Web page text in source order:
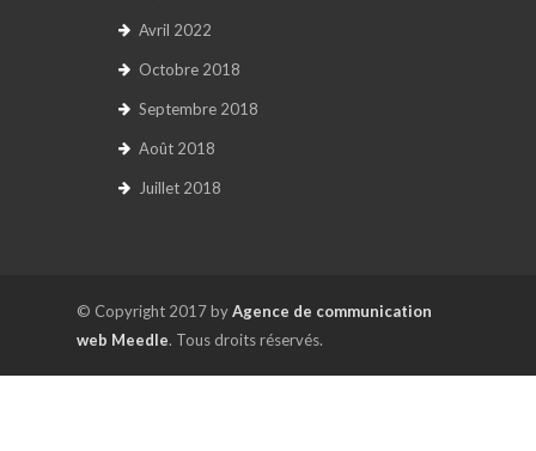
Avril 2022
Octobre 2018
Septembre 2018
Août 2018
Juillet 2018
© Copyright 2017 byAgence de communication
web Meedle. Tous droits réservés.